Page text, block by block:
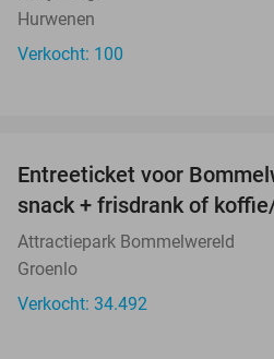
Hurwenen
Verkocht: 100
Entreeticket voor
snack + frisdrank of
Attractiepark Bommelwereld
Groenlo
Verkocht: 34.492